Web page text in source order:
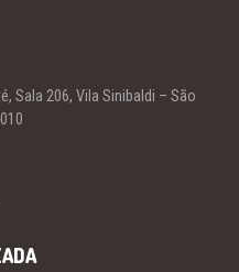
Sala 206, Vila Sinibaldi – São